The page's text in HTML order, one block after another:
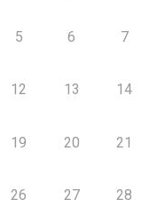
5 6 7
12 13 14
19 20 21
26 27 28